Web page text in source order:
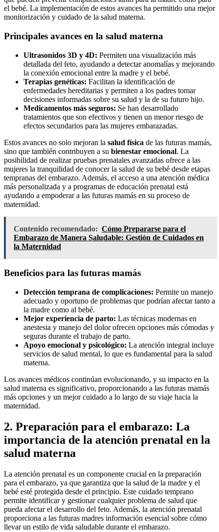
el bebé. La implementación de estos avances ha permitido una mejor
monitorización y cuidado de la salud materna.
Principales avances en la salud materna
Ultrasonidos 3D y 4D: Permiten una visualización más
detallada del feto, ayudando a detectar anomalías y mejorando
la conexión emocional entre la madre y el bebé.
Terapias genéticas: Facilitan la identificación de
enfermedades hereditarias y permiten a los padres tomar
decisiones informadas sobre su salud y la de su futuro hijo.
Medicamentos más seguros: Se han desarrollado
tratamientos que son efectivos y tienen un menor riesgo de
efectos secundarios para las mujeres embarazadas.
Estos avances no solo mejoran la salud física de las futuras mamás,
sino que también contribuyen a su bienestar emocional. La
posibilidad de realizar pruebas prenatales avanzadas ofrece a las
mujeres la tranquilidad de conocer la salud de su bebé desde etapas
tempranas del embarazo. Además, el acceso a una atención médica
más personalizada y a programas de educación prenatal está
ayudando a empoderar a las futuras mamás en su proceso de
maternidad.
Contenido recomendado: Cómo Prepararse para el
Embarazo de Manera Saludable: Gestión de Cuidados en
la Maternidad
Beneficios para las futuras mamás
Detección temprana de complicaciones: Permite un manejo
adecuado y oportuno de problemas que podrían afectar tanto a
la madre como al bebé.
Mejor experiencia de parto: Las técnicas modernas en
anestesia y manejo del dolor ofrecen opciones más cómodas y
seguras durante el trabajo de parto.
Apoyo emocional y psicológico: La atención integral incluye
servicios de salud mental, lo que es fundamental para la salud
materna.
Los avances médicos continúan evolucionando, y su impacto en la
salud materna es significativo, proporcionando a las futuras mamás
más opciones y un mejor cuidado a lo largo de su viaje hacia la
maternidad.
2. Preparación para el embarazo: La
importancia de la atención prenatal en la
salud materna
La atención prenatal es un componente crucial en la preparación
para el embarazo, ya que garantiza que la salud de la madre y el
bebé esté protegida desde el principio. Este cuidado temprano
permite identificar y gestionar cualquier problema de salud que
pueda afectar el desarrollo del feto. Además, la atención prenatal
proporciona a las futuras madres información esencial sobre cómo
llevar un estilo de vida saludable durante el embarazo.